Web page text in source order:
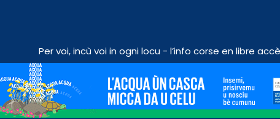
Per voi, incù voi in ogni locu - l’info corse en libre